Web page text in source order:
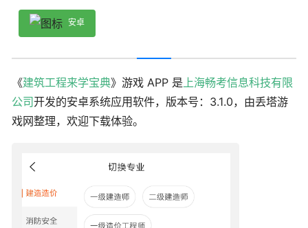
安卓
《建筑工程来学宝典》游戏 APP 是 上海畅考信息科技有限
公司开发的安卓系统应用软件，版本号：3.1.0，由丢塔游
戏网整理，欢迎下载体验。